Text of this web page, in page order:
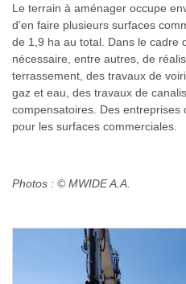
Le terrain à aménager occupe
d’en faire plusieurs surfaces
de 1,9 ha au total. Dans le cadre
nécessaire, entre autres, de
terrassement, des travaux de
gaz et eau, des travaux de
compensatoires. Des
pour les surfaces commerciales.
Photos : © MWIDE A.A.